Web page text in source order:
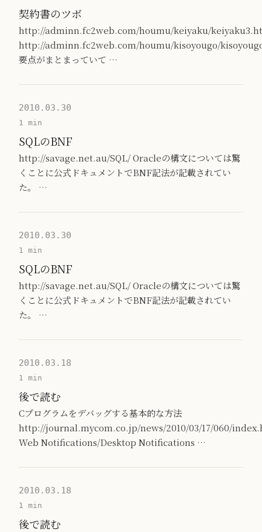
契約書のツボ
http://adminn.fc2web.com/houmu/keiyaku/
http://adminn.fc2web.com/houmu/kisoyougo/
要点がまとまっていて …
2010.03.30
1 min
SQLのBNF
http://savage.net.au/SQL/ Oracleの構文については驚
くことに公式ドキュメントでBNF記法が記載されてい
た。 …
2010.03.30
1 min
SQLのBNF
http://savage.net.au/SQL/ Oracleの構文については驚
くことに公式ドキュメントでBNF記法が記載されてい
た。 …
2010.03.18
1 min
後で読む
Cプログラムをデバッグする基本的な方法
http://journal.mycom.co.jp/news/2010/03/17/060/
Web Notifications/Desktop Notifications …
2010.03.18
1 min
後で読む